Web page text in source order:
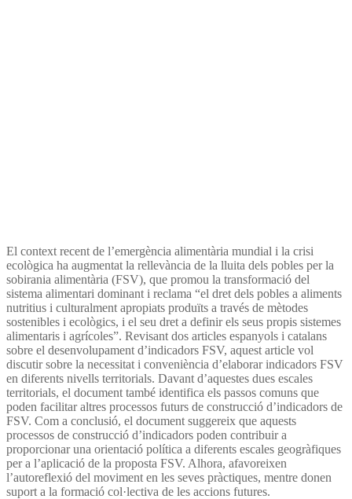
El context recent de l’emergència alimentària mundial i la crisi
ecològica ha augmentat la rellevància de la lluita dels pobles per la
sobirania alimentària (FSV), que promou la transformació del
sistema alimentari dominant i reclama “el dret dels pobles a aliments
nutritius i culturalment apropiats produïts a través de mètodes
sostenibles i ecològics, i el seu dret a definir els seus propis sistemes
alimentaris i agrícoles”. Revisant dos articles espanyols i catalans
sobre el desenvolupament d’indicadors FSV, aquest article vol
discutir sobre la necessitat i conveniència d’elaborar indicadors FSV
en diferents nivells territorials. Davant d’aquestes dues escales
territorials, el document també identifica els passos comuns que
poden facilitar altres processos futurs de construcció d’indicadors de
FSV. Com a conclusió, el document suggereix que aquests
processos de construcció d’indicadors poden contribuir a
proporcionar una orientació política a diferents escales geogràfiques
per a l’aplicació de la proposta FSV. Alhora, afavoreixen
l’autoreflexió del moviment en les seves pràctiques, mentre donen
suport a la formació col·lectiva de les accions futures.